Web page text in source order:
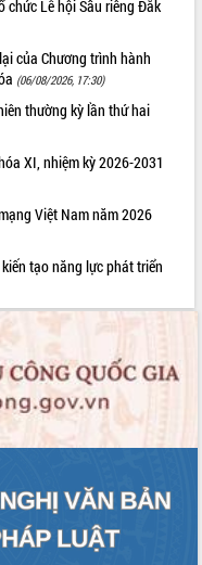
chức Lễ hội Sầu riêng Đắk
của Chương trình hành
(06/08/2026, 17:30)
thường kỳ lần thứ hai
XI, nhiệm kỳ 2026-2031
Việt Nam năm 2026
tạo năng lực phát triển